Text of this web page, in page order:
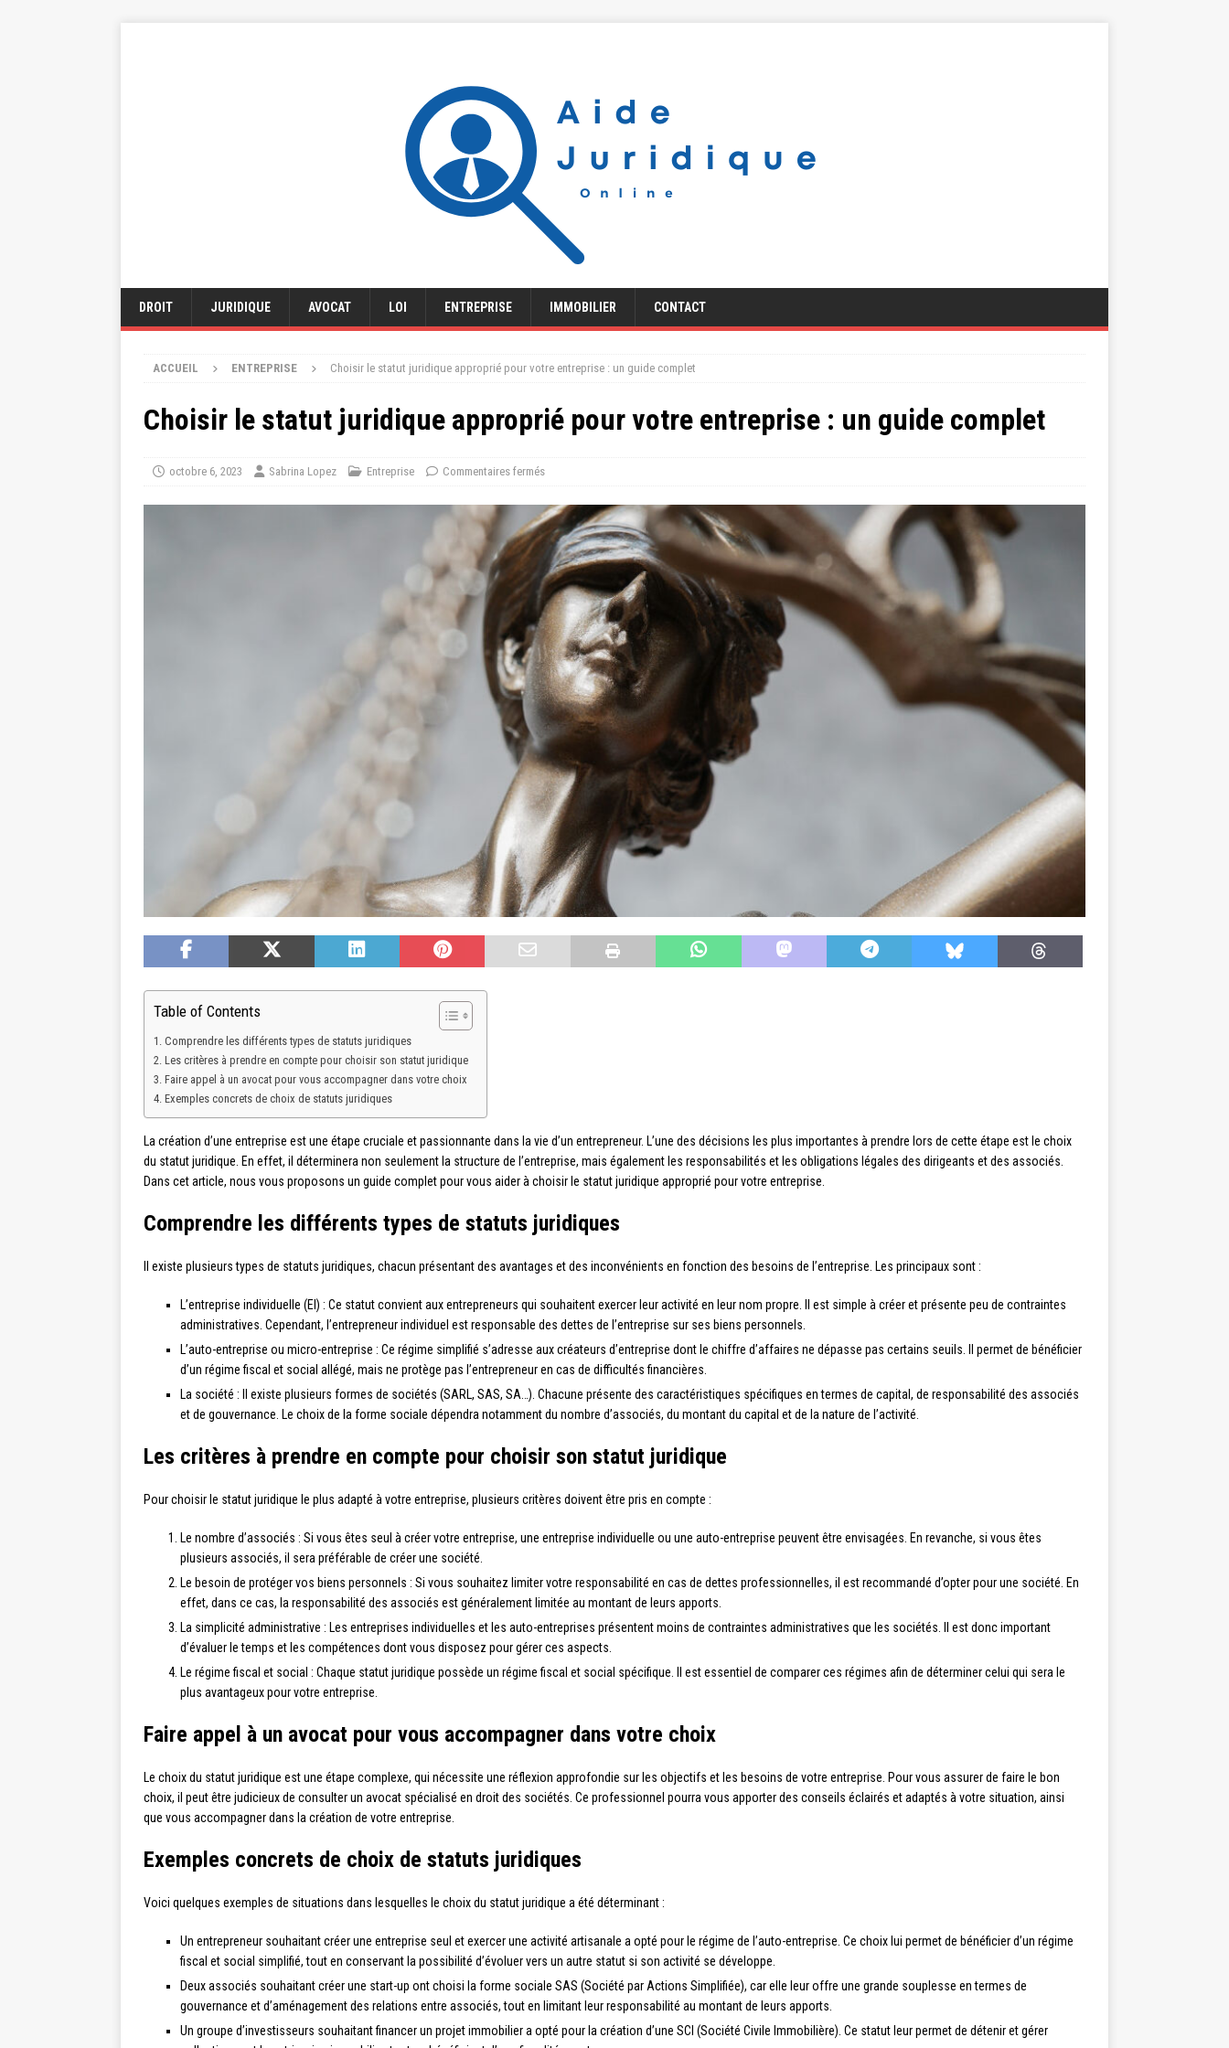
DROIT JURIDIQUE AVOCAT LOI ENTREPRISE IMMOBILIER CONTACT
ACCUEIL ENTREPRISE Choisir le statut juridique approprié pour votre entreprise : un guide complet
Choisir le statut juridique approprié pour votre entreprise : un guide complet
octobre 6, 2023 Sabrina Lopez Entreprise Commentaires fermés
Table of Contents
Comprendre les différents types de statuts juridiques
Les critères à prendre en compte pour choisir son statut juridique
Faire appel à un avocat pour vous accompagner dans votre choix
Exemples concrets de choix de statuts juridiques
La création d’une entreprise est une étape cruciale et passionnante dans la vie d’un entrepreneur. L’une des décisions les plus importantes à prendre lors de cette étape est le choix
du statut juridique. En effet, il déterminera non seulement la structure de l’entreprise, mais également les responsabilités et les obligations légales des dirigeants et des associés.
Dans cet article, nous vous proposons un guide complet pour vous aider à choisir le statut juridique approprié pour votre entreprise.
Comprendre les différents types de statuts juridiques
Il existe plusieurs types de statuts juridiques, chacun présentant des avantages et des inconvénients en fonction des besoins de l’entreprise. Les principaux sont :
L’entreprise individuelle (EI) : Ce statut convient aux entrepreneurs qui souhaitent exercer leur activité en leur nom propre. Il est simple à créer et présente peu de contraintes
administratives. Cependant, l’entrepreneur individuel est responsable des dettes de l’entreprise sur ses biens personnels.
L’auto-entreprise ou micro-entreprise : Ce régime simplifié s’adresse aux créateurs d’entreprise dont le chiffre d’affaires ne dépasse pas certains seuils. Il permet de bénéficier
d’un régime fiscal et social allégé, mais ne protège pas l’entrepreneur en cas de difficultés financières.
La société : Il existe plusieurs formes de sociétés (SARL, SAS, SA…). Chacune présente des caractéristiques spécifiques en termes de capital, de responsabilité des associés
et de gouvernance. Le choix de la forme sociale dépendra notamment du nombre d’associés, du montant du capital et de la nature de l’activité.
Les critères à prendre en compte pour choisir son statut juridique
Pour choisir le statut juridique le plus adapté à votre entreprise, plusieurs critères doivent être pris en compte :
Le nombre d’associés : Si vous êtes seul à créer votre entreprise, une entreprise individuelle ou une auto-entreprise peuvent être envisagées. En revanche, si vous êtes
plusieurs associés, il sera préférable de créer une société.
Le besoin de protéger vos biens personnels : Si vous souhaitez limiter votre responsabilité en cas de dettes professionnelles, il est recommandé d’opter pour une société. En
effet, dans ce cas, la responsabilité des associés est généralement limitée au montant de leurs apports.
La simplicité administrative : Les entreprises individuelles et les auto-entreprises présentent moins de contraintes administratives que les sociétés. Il est donc important
d’évaluer le temps et les compétences dont vous disposez pour gérer ces aspects.
Le régime fiscal et social : Chaque statut juridique possède un régime fiscal et social spécifique. Il est essentiel de comparer ces régimes afin de déterminer celui qui sera le
plus avantageux pour votre entreprise.
Faire appel à un avocat pour vous accompagner dans votre choix
Le choix du statut juridique est une étape complexe, qui nécessite une réflexion approfondie sur les objectifs et les besoins de votre entreprise. Pour vous assurer de faire le bon
choix, il peut être judicieux de consulter un avocat spécialisé en droit des sociétés. Ce professionnel pourra vous apporter des conseils éclairés et adaptés à votre situation, ainsi
que vous accompagner dans la création de votre entreprise.
Exemples concrets de choix de statuts juridiques
Voici quelques exemples de situations dans lesquelles le choix du statut juridique a été déterminant :
Un entrepreneur souhaitant créer une entreprise seul et exercer une activité artisanale a opté pour le régime de l’auto-entreprise. Ce choix lui permet de bénéficier d’un régime
fiscal et social simplifié, tout en conservant la possibilité d’évoluer vers un autre statut si son activité se développe.
Deux associés souhaitant créer une start-up ont choisi la forme sociale SAS (Société par Actions Simplifiée), car elle leur offre une grande souplesse en termes de
gouvernance et d’aménagement des relations entre associés, tout en limitant leur responsabilité au montant de leurs apports.
Un groupe d’investisseurs souhaitant financer un projet immobilier a opté pour la création d’une SCI (Société Civile Immobilière). Ce statut leur permet de détenir et gérer